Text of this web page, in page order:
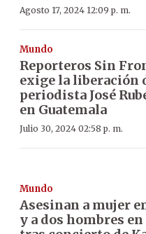
Agosto 17, 2024 12:09 p. m.
Mundo
Reporteros Sin
exige la liberación
periodista José
en Guatemala
Julio 30, 2024 02:58 p. m.
Mundo
Asesinan a mujer
y a dos hombres